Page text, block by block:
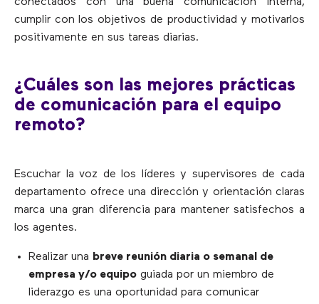
cumplir con los objetivos de productividad y motivarlos
positivamente en sus tareas diarias.
¿Cuáles son las mejores prácticas
de comunicación para el equipo
remoto?
Escuchar la voz de los líderes y supervisores de cada
departamento ofrece una dirección y orientación claras
marca una gran diferencia para mantener satisfechos a
los agentes.
Realizar una breve reunión diaria o semanal de
empresa y/o equipo guiada por un miembro de
liderazgo es una oportunidad para comunicar